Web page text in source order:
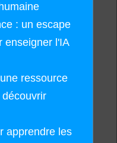
: un escape
enseigner l'IA
ressource
apprendre les